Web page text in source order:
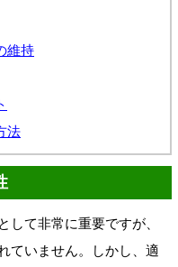
維持
法
して非常に重要ですが、
ていません。しかし、適